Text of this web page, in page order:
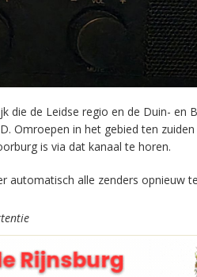
die de Leidse regio en de Duin- en
Omroepen in het gebied ten
is via dat kanaal te horen.
alle zenders opnieuw